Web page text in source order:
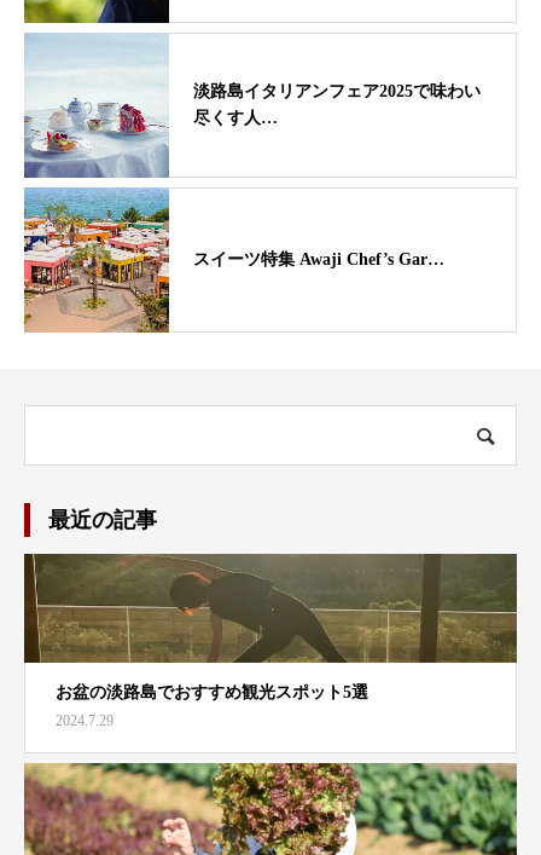
淡路島イタリアンフェア2025で味わい
尽くす人…
スイーツ特集 Awaji Chef’s Gar…
最近の記事
お盆の淡路島でおすすめ観光スポット5選
2024.7.29